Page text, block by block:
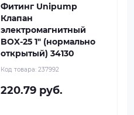
Фитинг Unipump
Клапан
электромагнитный
BOX-25 1" (нормально
открытый) 34130
Код товара: 237992
220.79 руб.